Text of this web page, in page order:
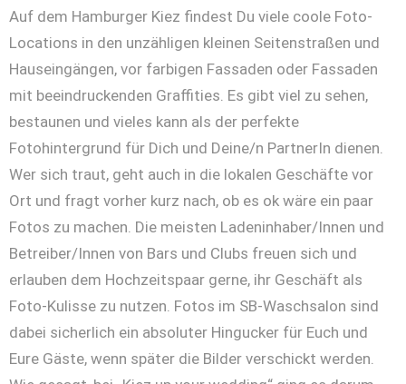
Auf dem Hamburger Kiez findest Du viele coole Foto-
Locations in den unzähligen kleinen Seitenstraßen und
Hauseingängen, vor farbigen Fassaden oder Fassaden
mit beeindruckenden Graffities. Es gibt viel zu sehen,
bestaunen und vieles kann als der perfekte
Fotohintergrund für Dich und Deine/n PartnerIn dienen.
Wer sich traut, geht auch in die lokalen Geschäfte vor
Ort und fragt vorher kurz nach, ob es ok wäre ein paar
Fotos zu machen. Die meisten Ladeninhaber/Innen und
Betreiber/Innen von Bars und Clubs freuen sich und
erlauben dem Hochzeitspaar gerne, ihr Geschäft als
Foto-Kulisse zu nutzen. Fotos im SB-Waschsalon sind
dabei sicherlich ein absoluter Hingucker für Euch und
Eure Gäste, wenn später die Bilder verschickt werden.